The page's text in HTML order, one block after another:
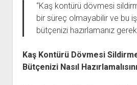
“Kaş kontürü dövmesi
bir süreç olmayabilir ve bu
bütçenizi hazırlamanız
Kaş Kontürü Dövmesi
Bütçenizi Nasıl